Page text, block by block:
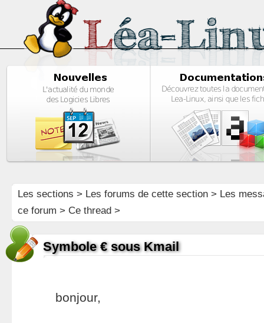
Les sections > Les forums de cette section> Les
ce forum > Ce thread >
Symbole € sous Kmail
bonjour,